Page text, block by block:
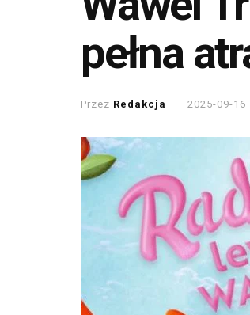
pełna
Przez Redakcja 2025-09-16